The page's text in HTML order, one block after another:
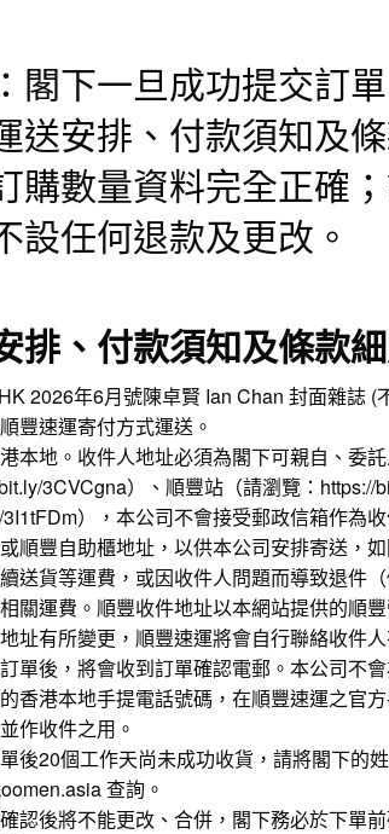
閣下一旦成功提交訂
送安排、付款須知及
購數量資料完全正確
設任何退款及更改。
排、付款須知及條款細
2026年6月號陳卓賢 Ian Chan 封面雜誌 (
豐速運寄付方式運送。
本地。收件人地址必須為閣下可親自、委
3CVCgna）、順豐站（請瀏覽： https://
），本公司不會接受郵政信箱作為
順豐自助櫃地址，以供本公司安排寄送，
送貨等運費，或因收件人問題而導致退件
關運費。順豐收件地址以本網站提供的順
址有所變更，順豐速運將會自行聯絡收件
單後，將會收到訂單確認電郵。本公司不
香港本地手提電話號碼，在順豐速運之官
作收件之用。
後20個工作天尚未成功收貨，請將閣下的
查詢。
認後將不能更改、合併，閣下務必於下單